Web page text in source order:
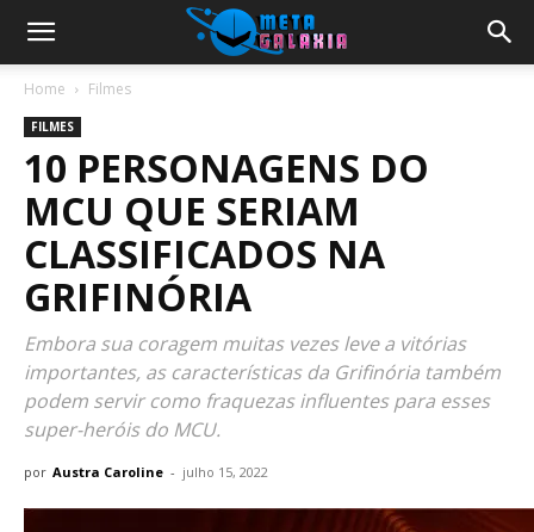
Home Filmes
FILMES
10 PERSONAGENS DO
MCU QUE SERIAM
CLASSIFICADOS NA
GRIFINÓRIA
Embora sua coragem muitas vezes leve a vitórias
importantes, as características da Grifinória também
podem servir como fraquezas influentes para esses
super-heróis do MCU.
por Austra Caroline - julho 15, 2022